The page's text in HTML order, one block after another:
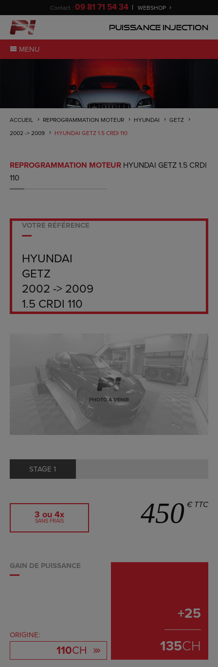
Contact : 09 81 71 54 34 WEBSHOP
Puissance Injection
MENU
ACCUEIL REPROGRAMMATION MOTEUR HYUNDAI
GETZ
2002 -> 2009
HYUNDAI GETZ 1.5 CRDI 110
REPROGRAMMATION MOTEUR HYUNDAI GETZ 1.5 CRDI
110
VOTRE RÉFÉRENCE
HYUNDAI
GETZ
2002 -> 2009
1.5 CRDI 110
STAGE 1
3 ou 4x
SANS FRAIS 450 € TTC
GAIN DE PUISSANCE
ORIGINE:
110CH
+25
135CH